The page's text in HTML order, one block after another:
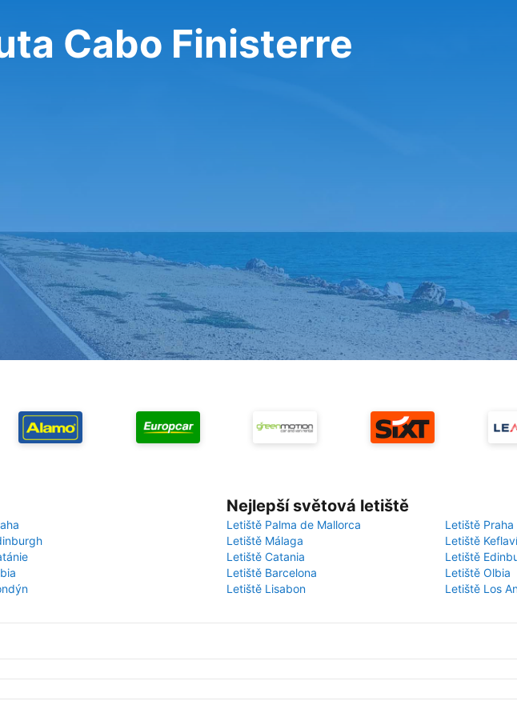
Cabo Finisterre
Nejlepší světová letiště
Letiště Palma de Mallorca
Letiště Praha
Letiště Málaga
Letiště
Letiště Catania
Letiště
Letiště Barcelona
Letiště Olbia
Letiště Lisabon
Letiště Los